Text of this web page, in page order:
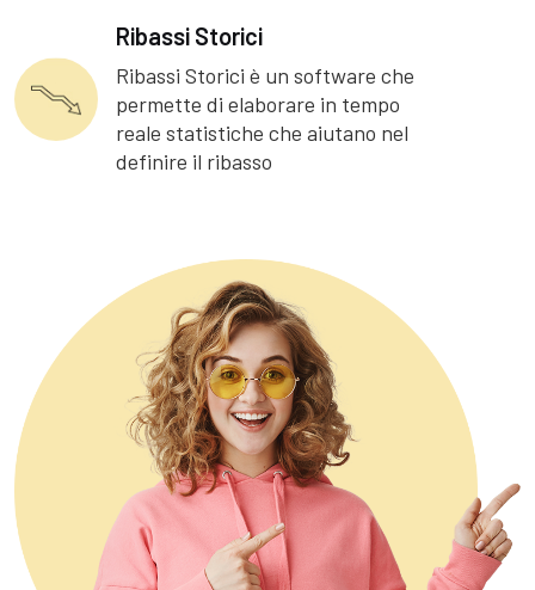
Ribassi Storici
Ribassi Storici è un software che
permette di elaborare in tempo
reale statistiche che aiutano nel
definire il ribasso